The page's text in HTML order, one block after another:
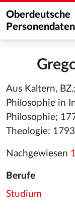
Oberdeutsche
Aus Kaltern,
Philosophie in
Philosophie;
Theologie;
Nachgewiesen
Berufe
Studium